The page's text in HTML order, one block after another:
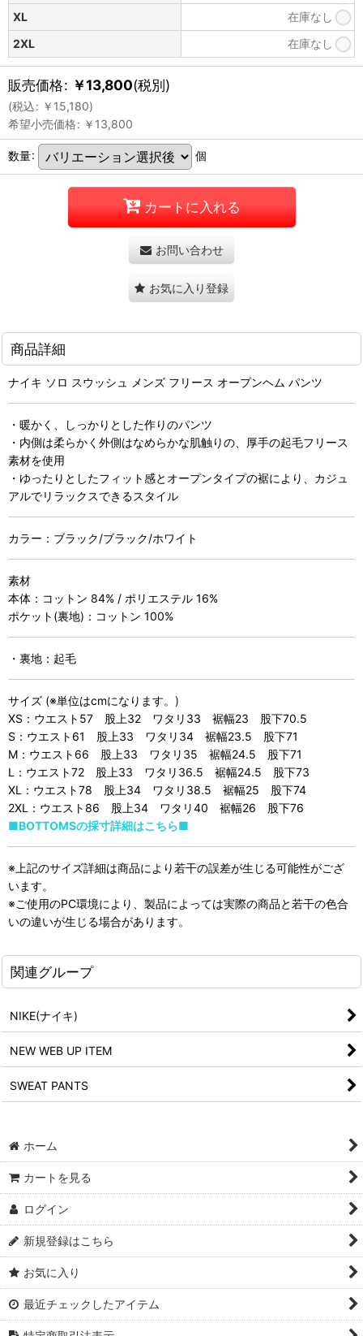
XL
在庫なし
2XL
在庫なし
販売価格: ￥13,800(税別)
(税込: ￥ 15,180)
希望小売価格: ￥ 13,800
数量: 個
カートに入れる
お問い合わせ
お気に入り登録
商品詳細
ナイキ ソロ スウッシュ メンズ フリース オープンヘム パンツ
・暖かく、しっかりとした作りのパンツ
・内側は柔らかく外側はなめらかな肌触りの、厚手の起毛フリース
素材を使用
・ゆったりとしたフィット感とオープンタイプの裾により、カジュ
アルでリラックスできるスタイル
カラー：ブラック/ブラック/ホワイト
素材
本体：コットン 84% / ポリエステル 16%
ポケット(裏地)：コットン 100%
・裏地：起毛
サイズ (※単位はcmになります。)
XS：ウエスト57 股上32 ワタリ33 裾幅23 股下70.5
S：ウエスト61 股上33 ワタリ34 裾幅23.5 股下71
M：ウエスト66 股上33 ワタリ35 裾幅24.5 股下71
L：ウエスト72 股上33 ワタリ36.5 裾幅24.5 股下73
XL：ウエスト78 股上34 ワタリ38.5 裾幅25 股下74
2XL：ウエスト86 股上34 ワタリ40 裾幅26 股下76
■BOTTOMSの採寸詳細はこちら■
※上記のサイズ詳細は商品により若干の誤差が生じる可能性がござ
います。
※ご使用のPC環境により、製品によっては実際の商品と若干の色合
いの違いが生じる場合があります。
関連グループ
NIKE(ナイキ)
NEW WEB UP ITEM
SWEAT PANTS
ホーム
カートを見る
ログイン
新規登録はこちら
お気に入り
最近チェックしたアイテム